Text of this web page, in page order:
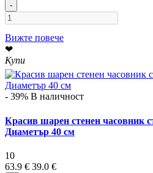
-
Вижте повече
❤
Купи
- 39% В наличност
Красив шарен стенен часовник
Диаметър 40 см
10
63.9 € 39.0 €